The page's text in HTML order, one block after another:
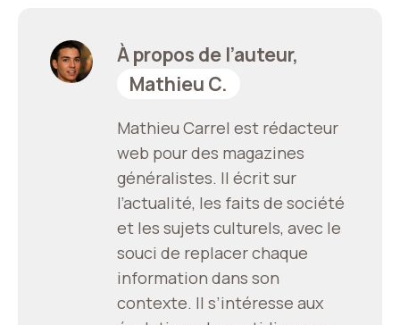
À propos de l’auteur,
Mathieu C.
Mathieu Carrel est rédacteur
web pour des magazines
généralistes. Il écrit sur
l’actualité, les faits de société
et les sujets culturels, avec le
souci de replacer chaque
information dans son
contexte. Il s’intéresse aux